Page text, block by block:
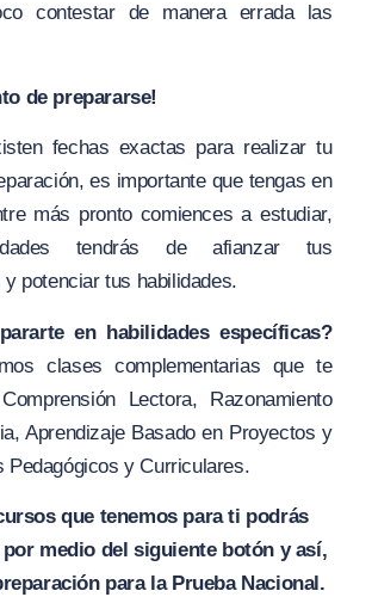
contestar de manera errada las
de prepararse!
fechas exactas para realizar tu
es importante que tengas en
más pronto comiences a estudiar,
tendrás de afianzar tus
potenciar tus habilidades.
en habilidades específicas?
clases complementarias que te
Lectora, Razonamiento
Aprendizaje Basado en Proyectos y
Pedagógicos y Curriculares.
que tenemos para ti podrás
medio del siguiente botón y así,
para la Prueba Nacional.